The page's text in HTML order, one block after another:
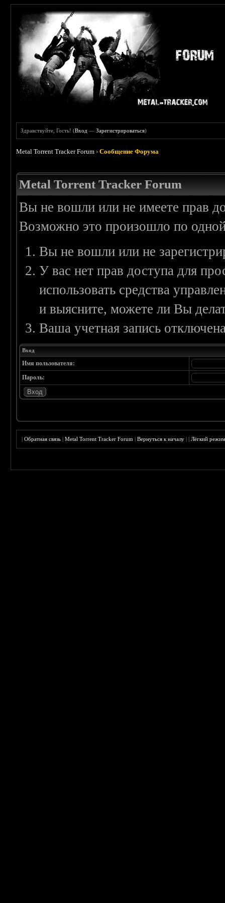
Здравствуйте, Гость! (Вход —Зарегистрироваться)
Metal Torrent Tracker Forum ›Сообщение Форума
Metal Torrent Tracker Forum
Вы не вошли или не имеете прав
Возможно это произошло по
Вы не вошли или не
У вас нет прав доступа для
использовать средства
и выясните, можете ли Вы
Ваша учетная запись
Вход
Имя пользователя:
Пароль:
|Обратная связь |Metal Torrent Tracker Forum |Вернуться к началу ||Лёгкий